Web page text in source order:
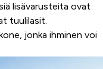
lisävarusteita ovat
tuulilasit.
jonka ihminen voi